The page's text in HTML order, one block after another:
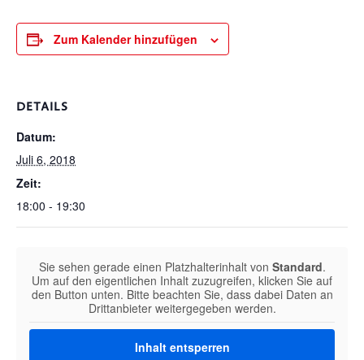
Zum Kalender hinzufügen
DETAILS
Datum:
Juli 6, 2018
Zeit:
18:00 - 19:30
Sie sehen gerade einen Platzhalterinhalt von Standard.
Um auf den eigentlichen Inhalt zuzugreifen, klicken Sie auf
den Button unten. Bitte beachten Sie, dass dabei Daten an
Drittanbieter weitergegeben werden.
Inhalt entsperren